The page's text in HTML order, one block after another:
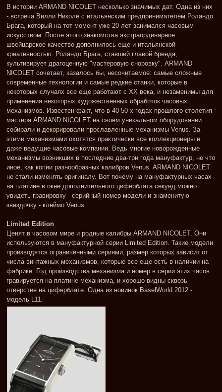
В истории ARMAND NICOLET несколько значимых дат. Одна из них
- встреча Вилли Николе с итальянским предпринимателем Роландо
Брага, который на тот момент уже 20 лет занимался часовым
искусством. После этого знакомства экстраординарное
швейцарское качество дополнилось еще и итальянской
креативностью. Роландо Брага, ставший главой бренда,
культивирует драгоценную "мастеровую сноровку". ARMAND
NICOLET сочетает, казалось бы, несочитаемое: самые сложные
современные технологии и самые редкие станки, которые в
некоторых случаях все еще работают с ХХ века, и незаменимы для
применения некоторых художественных обработок часовых
механизмов. Известен факт, что в 40-50-х годах прошлого столетия
мастера ARMAND NICOLET на своем уникальном оборудовании
собирали и декорировали прославленные механизмы Venus. За
этими механизмами охотятся практически все коллекционеры и
даже ведущие часовые компании. Ведь многие новорожденные
механизмы возникших в последние два-три года мануфактур, не что
иное, как копии разнообразных калибров Venus. ARMAND NICOLET
не стали изменять оригиналу. Вот почему на мануфактурных часах
на платине в окне дополнительного циферблата секунд можно
увидеть гравировку - серийный номер модели и знаменитую
звездочку - клеймо Venus.
Limited Edition
Ценят в часовом мире и родные калибры ARMAND NICOLET. Они
используются в мануфактурной серии Limited Edition. Такие модели
производятся ограниченными сериями, размер которых зависит от
числа винтажных механизмов, которые все еще есть в наличии на
фабрике. Год производства механизма и номер в серии этих часов
гравируется на платине механизма, и хорошо видны сквозь
отверстие на циферблате. Одна из новинок BaselWorld 2012 -
модель L11.